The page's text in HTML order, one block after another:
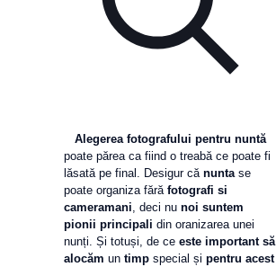
Alegerea fotografului pentru nuntă
poate părea ca fiind o treabă ce poate fi
lăsată pe final. Desigur că nuntase
poate organiza fără fotografi si
cameramani, deci nu noi suntem
pionii principali din oranizarea unei
nunți. Și totuși, de ce este important să
alocăm un timp special și pentru acest